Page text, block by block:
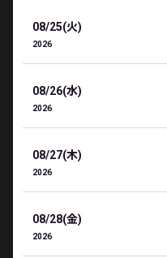
08/25(火)
2026
08/26(水)
2026
08/27(木)
2026
08/28(金)
2026